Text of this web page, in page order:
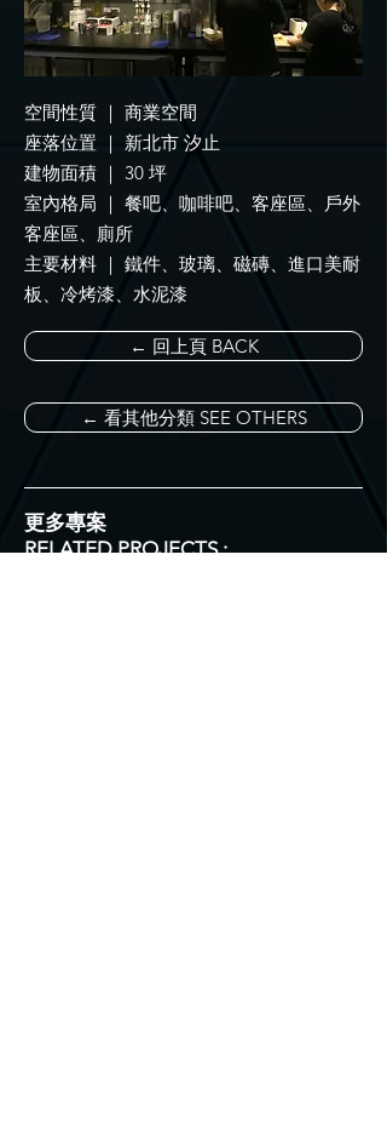
空間性質 ｜ 商業空間
座落位置 ｜ 新北市 汐止
建物面積 ｜ 30 坪
室內格局 ｜ 餐吧、咖啡吧、客座區、戶外
客座區、廁所
主要材料 ｜ 鐵件、玻璃、磁磚、進口美耐
板、冷烤漆、水泥漆
← 回上頁 BACK
← 看其他分類 SEE OTHERS
更多專案
RELATED PROJECTS :